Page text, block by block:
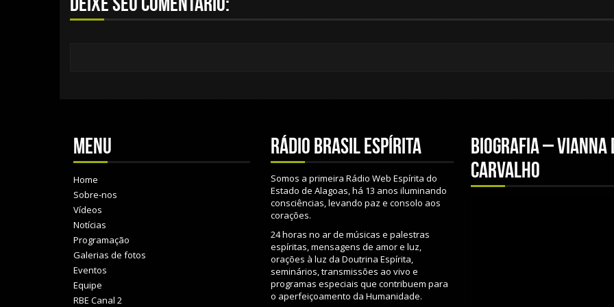
Menu
Home
Sobre-nos
Vídeos
Notícias
Programação
Galerias de fotos
Eventos
Equipe
RBE Canal 2
Rádio Brasil Espírita
Somos a primeira Rádio Web Espírita do
Estado de Alagoas, há 13 anos iluminando
consciências, levando paz e consolo aos
corações.
24 horas no ar de músicas e palestras
espíritas, mensagens de amor e luz,
orações à luz da Doutrina Espírita,
seminários, transmissões ao vivo e
programas especiais que contribuem para
o aperfeiçoamento da Humanidade.
Biografia – Vianna
Carvalho